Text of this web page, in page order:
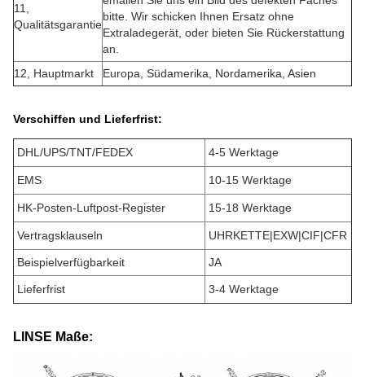
11,
Qualitätsgarantie
bitte. Wir schicken Ihnen Ersatz ohne
Extraladegerät, oder bieten Sie Rückerstattung
an.
12, Hauptmarkt
Europa, Südamerika, Nordamerika, Asien
Verschiffen und Lieferfrist:
DHL/UPS/TNT/FEDEX 4-5 Werktage
EMS 10-15 Werktage
HK-Posten-Luftpost-Register 15-18 Werktage
Vertragsklauseln UHRKETTE|EXW|CIF|CFR
Beispielverfügbarkeit JA
Lieferfrist 3-4 Werktage
LINSE Maße: